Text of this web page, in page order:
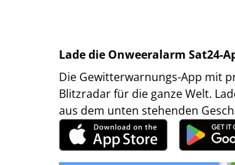
Lade die Onweeralarm Sat24-
Die Gewitterwarnungs-App mit
Blitzradar für die ganze Welt.
aus dem unten stehenden